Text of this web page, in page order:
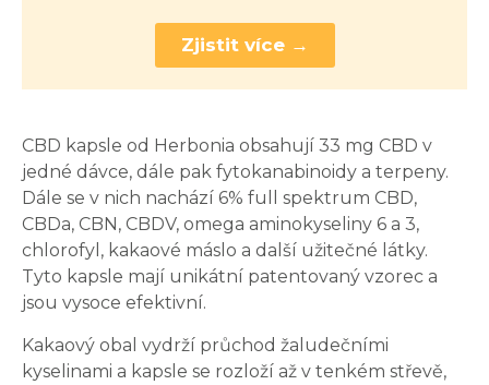
Zjistit více →
CBD kapsle od Herbonia obsahují 33 mg CBD v
jedné dávce, dále pak fytokanabinoidy a terpeny.
Dále se v nich nachází 6% full spektrum CBD,
CBDa, CBN, CBDV, omega aminokyseliny 6 a 3,
chlorofyl, kakaové máslo a další užitečné látky.
Tyto kapsle mají unikátní patentovaný vzorec a
jsou vysoce efektivní.
Kakaový obal vydrží průchod žaludečními
kyselinami a kapsle se rozloží až v tenkém střevě,